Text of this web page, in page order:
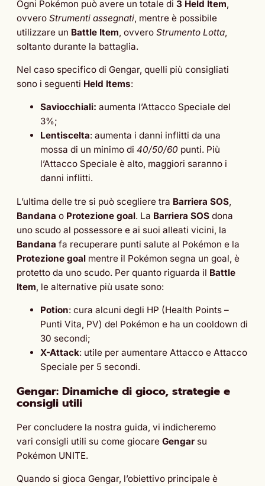
Ogni Pokémon può avere un totale di 3 Held Item,
ovvero Strumenti assegnati, mentre è possibile
utilizzare un Battle Item, ovvero Strumento Lotta,
soltanto durante la battaglia.
Nel caso specifico di Gengar, quelli più consigliati
sono i seguenti Held Items:
Saviocchiali: aumenta l’Attacco Speciale del
3%;
Lentiscelta: aumenta i danni inflitti da una
mossa di un minimo di 40/50/60 punti. Più
l’Attacco Speciale è alto, maggiori saranno i
danni inflitti.
L’ultima delle tre si può scegliere tra Barriera SOS,
Bandana o Protezione goal. La Barriera SOS dona
uno scudo al possessore e ai suoi alleati vicini, la
Bandana fa recuperare punti salute al Pokémon e la
Protezione goal mentre il Pokémon segna un goal, è
protetto da uno scudo. Per quanto riguarda il Battle
Item, le alternative più usate sono:
Potion: cura alcuni degli HP (Health Points –
Punti Vita, PV) del Pokémon e ha un cooldown di
30 secondi;
X-Attack: utile per aumentare Attacco e Attacco
Speciale per 5 secondi.
Gengar: Dinamiche di gioco, strategie e
consigli utili
Per concludere la nostra guida, vi indicheremo
vari consigli utili su come giocare Gengar su
Pokémon UNITE.
Quando si gioca Gengar, l’obiettivo principale è